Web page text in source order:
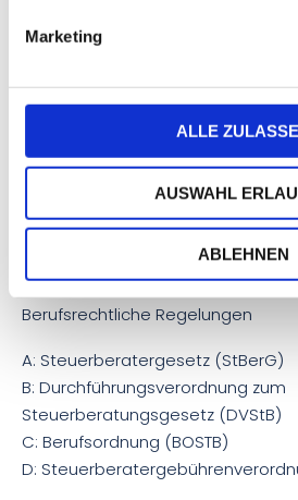
Marketing
ALLE
AUSWAHL
ABLEHNEN
Allgemeine Auftragsbedingungen
Steuerbevollmächtigte,
Berufsrechtliche Regelungen
A: Steuerberatergesetz (StBerG)
B: Durchführungsverordnung zum
Steuerberatungsgesetz (DVStB)
C: Berufsordnung (BOSTB)
D: